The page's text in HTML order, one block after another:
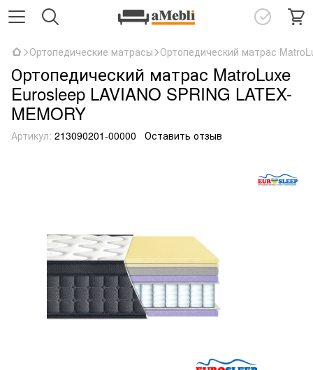
Ортопедические матрасы Ортопедический матрас
Ортопедический матрас MatroLuxe
Eurosleep LAVIANO SPRING LATEX-
MEMORY
Артикул: 213090201-00000 Оставить отзыв